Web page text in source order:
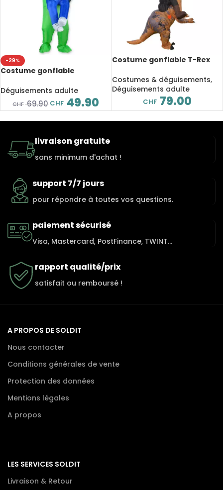
-29%
Costume gonflable
enlèvement, déguisement
Déguisements adulte
CHF69.90 CHF 49.90
Costume gonflable T-Rex
Costumes & déguisements,
Déguisements adulte
CHF 79.00
livraison gratuite
sans minimum d'achat !
support 7/7 jours
pour répondre à toutes vos questions.
paiement sécurisé
Visa, Mastercard, PostFinance, TWINT...
rapport qualité/prix
satisfait ou remboursé !
A PROPOS DE SOLDIT
Nous contacter
Conditions générales de vente
Protection des données
Mentions légales
A propos
LES SERVICES SOLDIT
Livraison & Retour